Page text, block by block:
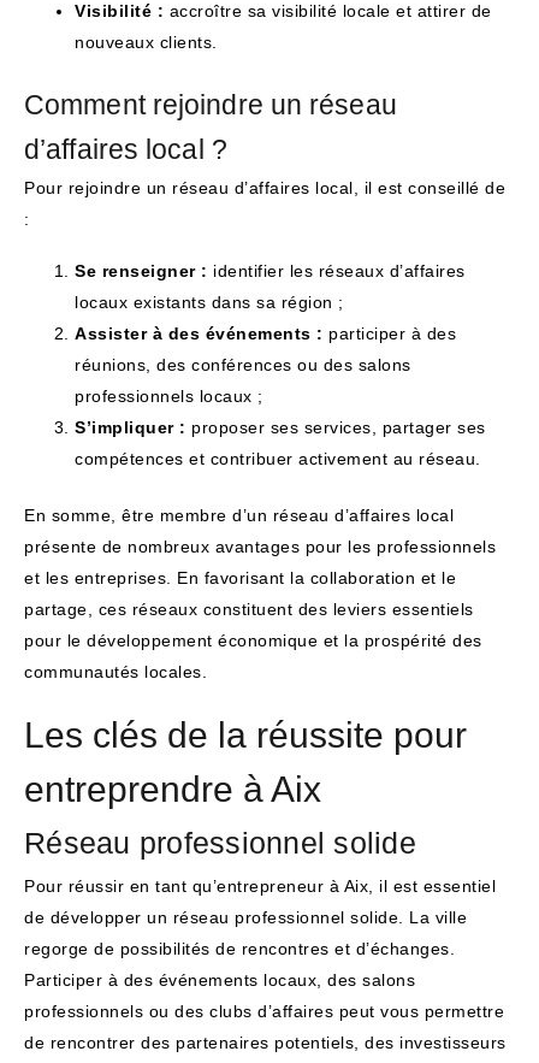
Visibilité : accroître sa visibilité locale et attirer de
nouveaux clients.
Comment rejoindre un réseau
d’affaires local ?
Pour rejoindre un réseau d’affaires local, il est conseillé de
:
Se renseigner : identifier les réseaux d’affaires
locaux existants dans sa région ;
Assister à des événements : participer à des
réunions, des conférences ou des salons
professionnels locaux ;
S’impliquer : proposer ses services, partager ses
compétences et contribuer activement au réseau.
En somme, être membre d’un réseau d’affaires local
présente de nombreux avantages pour les professionnels
et les entreprises. En favorisant la collaboration et le
partage, ces réseaux constituent des leviers essentiels
pour le développement économique et la prospérité des
communautés locales.
Les clés de la réussite pour
entreprendre à Aix
Réseau professionnel solide
Pour réussir en tant qu’entrepreneur à Aix, il est essentiel
de développer un réseau professionnel solide. La ville
regorge de possibilités de rencontres et d’échanges.
Participer à des événements locaux, des salons
professionnels ou des clubs d’affaires peut vous permettre
de rencontrer des partenaires potentiels, des investisseurs